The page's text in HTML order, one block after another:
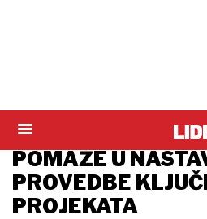
JEDAN JE OD
GENERATORA
POMAŽE U
PROVEDBE
PROJEKATA